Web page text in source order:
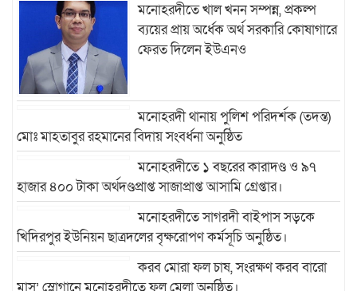
মনোহরদীতে খাল খনন সম্পন্ন, প্রকল্প
ব্যয়ের প্রায় অর্ধেক অর্থ সরকারি কোষাগারে
ফেরত দিলেন ইউএনও
মনোহরদী থানায় পুলিশ পরিদর্শক (তদন্ত)
মোঃ মাহতাবুর রহমানের বিদায় সংবর্ধনা অনুষ্ঠিত
মনোহরদীতে ১ বছরের কারাদণ্ড ও ৯৭
হাজার ৪০০ টাকা অর্থদণ্ডপ্রাপ্ত সাজাপ্রাপ্ত আসামি গ্রেপ্তার।
মনোহরদীতে সাগরদী বাইপাস সড়কে
খিদিরপুর ইউনিয়ন ছাত্রদলের বৃক্ষরোপণ কর্মসূচি অনুষ্ঠিত।
করব মোরা ফল চাষ, সংরক্ষণ করব বারো
মাস’ স্লোগানে মনোহরদীতে ফল মেলা অনুষ্ঠিত।